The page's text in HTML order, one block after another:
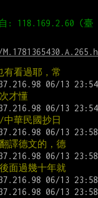
: 118.169.2.60 (臺
看過耶，常
才懂
華民國抄日
譯德文的，德
面過幾十年就